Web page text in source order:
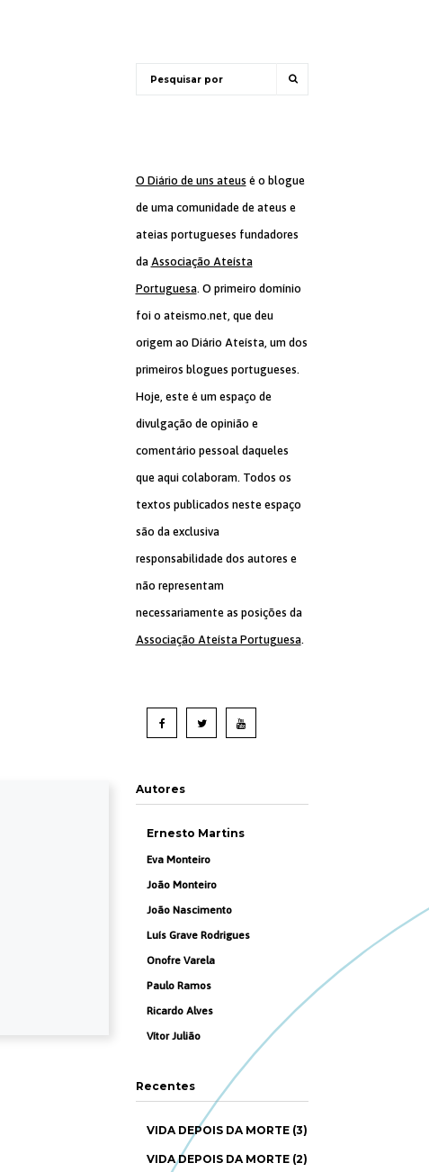
O Diário de uns ateus é o blogue
de uma comunidade de ateus e
ateias portugueses fundadores
da Associação Ateísta
Portuguesa. O primeiro domínio
foi o ateismo.net, que deu
origem ao Diário Ateísta, um dos
primeiros blogues portugueses.
Hoje, este é um espaço de
divulgação de opinião e
comentário pessoal daqueles
que aqui colaboram. Todos os
textos publicados neste espaço
são da exclusiva
responsabilidade dos autores e
não representam
necessariamente as posições da
Associação Ateísta Portuguesa.
Autores
Ernesto Martins
Eva Monteiro
João Monteiro
João Nascimento
Luís Grave Rodrigues
Onofre Varela
Paulo Ramos
Ricardo Alves
Vítor Julião
Recentes
VIDA DEPOIS DA MORTE (3)
VIDA DEPOIS DA MORTE (2)